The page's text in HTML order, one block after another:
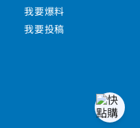
我要爆料
我要投稿